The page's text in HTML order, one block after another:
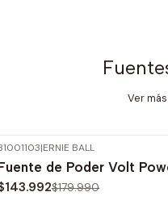
Ver
OFF
|ERNIE BALL
de Poder Volt
$179.990